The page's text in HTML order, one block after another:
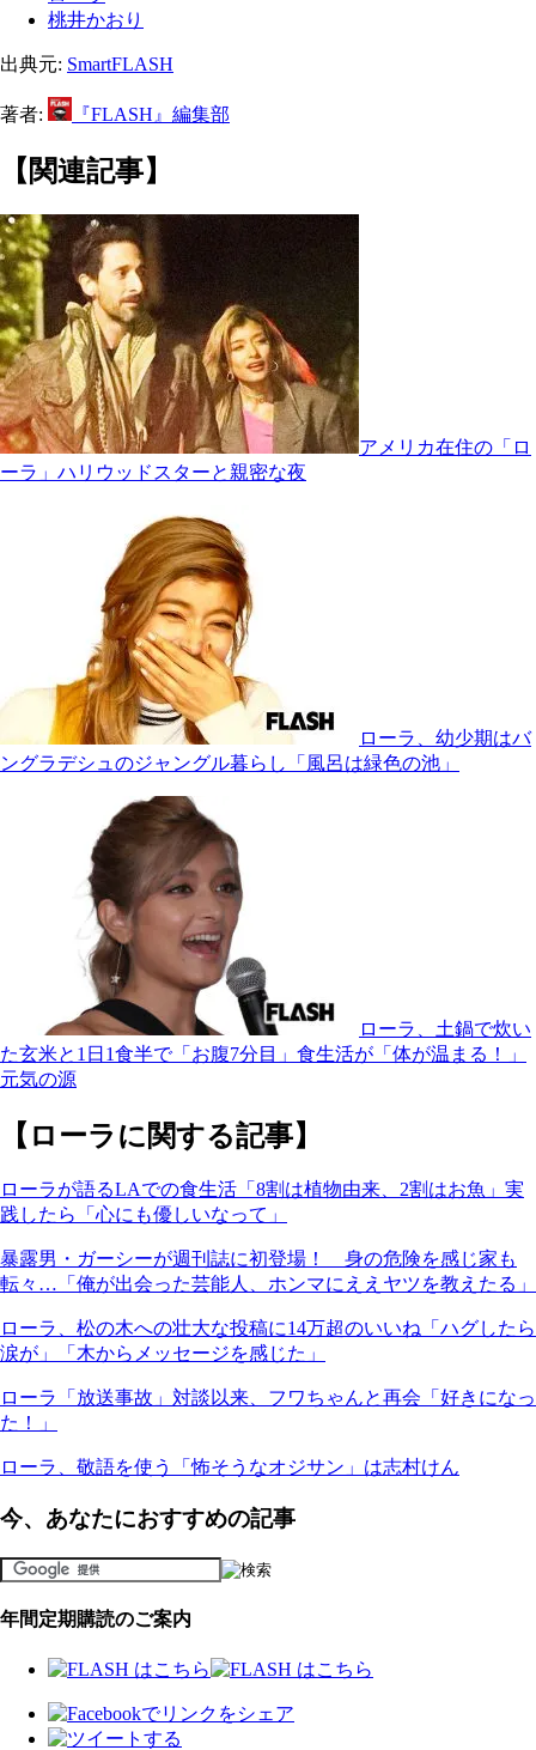
桃井かおり
出典元: SmartFLASH
著者: 『FLASH』編集部
【関連記事】
アメリカ在住の「ロ
ーラ」ハリウッドスターと親密な夜
ローラ、幼少期はバ
ングラデシュのジャングル暮らし「風呂は緑色の池」
ローラ、土鍋で炊い
た玄米と1日1食半で「お腹7分目」食生活が「体が温まる！」
元気の源
【ローラに関する記事】
ローラが語るLAでの食生活「8割は植物由来、2割はお魚」実
践したら「心にも優しいなって」
暴露男・ガーシーが週刊誌に初登場！ 身の危険を感じ家も
転々…「俺が出会った芸能人、ホンマにええヤツを教えたる」
ローラ、松の木への壮大な投稿に14万超のいいね「ハグしたら
涙が」「木からメッセージを感じた」
ローラ「放送事故」対談以来、フワちゃんと再会「好きになっ
た！」
ローラ、敬語を使う「怖そうなオジサン」は志村けん
今、あなたにおすすめの記事
年間定期購読のご案内